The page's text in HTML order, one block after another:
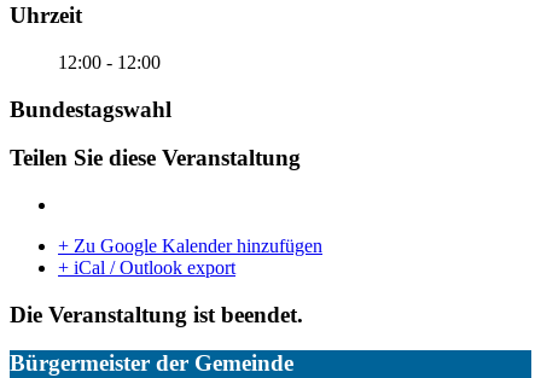
Uhrzeit
12:00 - 12:00
Bundestagswahl
Teilen Sie diese Veranstaltung
+ Zu Google Kalender hinzufügen
+ iCal / Outlook export
Die Veranstaltung ist beendet.
Bürgermeister der Gemeinde